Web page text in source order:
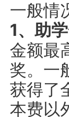
一般情
1、助
金额最
奖。一
获得了
本费以